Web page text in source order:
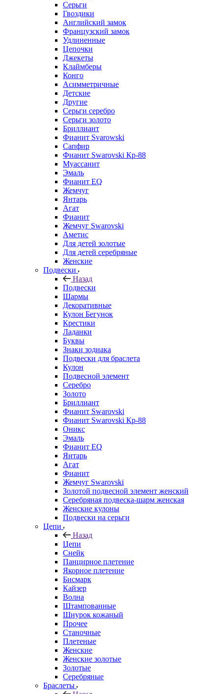
Серьги
Гвоздики
Английский замок
Французский замок
Удлиненные
Цепочки
Джекеты
Клаймберы
Конго
Асимметричные
Детские
Другие
Серьги серебро
Серьги золото
Бриллиант
Фианит Svarowski
Сапфир
Фианит Swarovski Кр-88
Муассанит
Эмаль
Фианит EQ
Жемчуг
Янтарь
Агат
Фианит
Жемчуг Swarovski
Аметис
Для детей золотые
Для детей серебряные
Женские
Подвески
Назад
Подвески
Шармы
Декоративные
Кулон Бегунок
Крестики
Ладанки
Буквы
Знаки зодиака
Подвески для браслета
Кулон
Подвесной элемент
Серебро
Золото
Бриллиант
Фианит Swarovski
Фианит Swarovski Кр-88
Оникс
Эмаль
Фианит EQ
Янтарь
Агат
Фианит
Жемчуг Swarovski
Золотой подвесной элемент женcкий
Серебряная подвеска-шарм женская
Женские кулоны
Подвески на серьги
Цепи
Назад
Цепи
Снейк
Панцирное плетение
Якорное плетение
Бисмарк
Кайзер
Волна
Штампованные
Шнурок кожаный
Прочее
Станочные
Плетеные
Женские
Женские золотые
Золотые
Серебряные
Браслеты